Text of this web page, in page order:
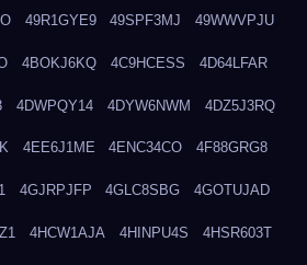
49R1GYE9 49SPF3MJ 49WWVPJU
4BOKJ6KQ 4C9HCESS 4D64LFAR
4DWPQY14 4DYW6NWM 4DZ5J3RQ
4EE6J1ME 4ENC34CO 4F88GRG8
4GJRPJFP 4GLC8SBG 4GOTUJAD
4HCW1AJA 4HINPU4S 4HSR603T